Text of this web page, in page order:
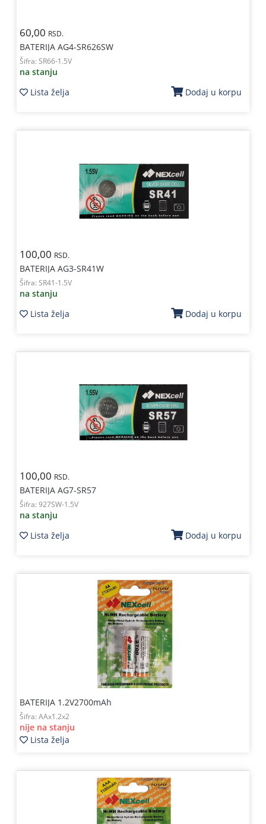
60,00 RSD.
BATERIJA AG4-SR626SW
Šifra: SR66-1.5V
na stanju
Lista želja
Dodaj u korpu
100,00 RSD.
BATERIJA AG3-SR41W
Šifra: SR41-1.5V
na stanju
Lista želja
Dodaj u korpu
100,00 RSD.
BATERIJA AG7-SR57
Šifra: 927SW-1.5V
na stanju
Lista želja
Dodaj u korpu
BATERIJA 1.2V2700mAh
Šifra: AAx1.2x2
nije na stanju
Lista želja